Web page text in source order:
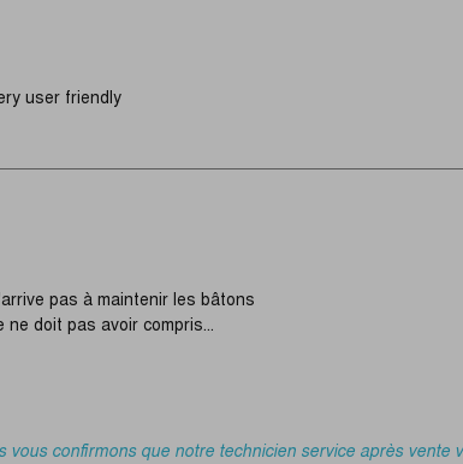
user friendly
pas à maintenir les bâtons
doit pas avoir compris...
confirmons que notre technicien service après vente